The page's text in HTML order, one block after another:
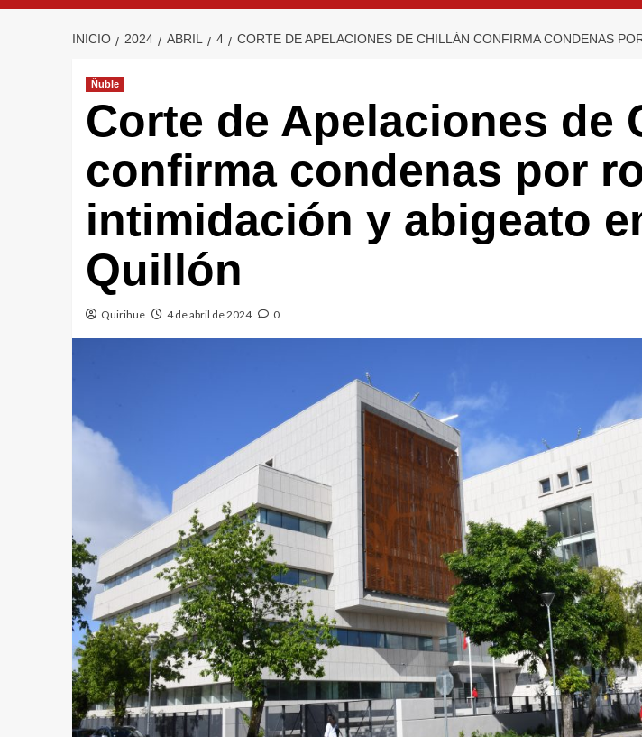
INICIO 2024 ABRIL 4 CORTE DE APELACIONES DE CHILLÁN CONFIRMA CONDENAS
Ñuble
Corte de Apelaciones de
confirma condenas por
intimidación y abigeato
Quillón
Quirihue 4 de abril de 2024 0